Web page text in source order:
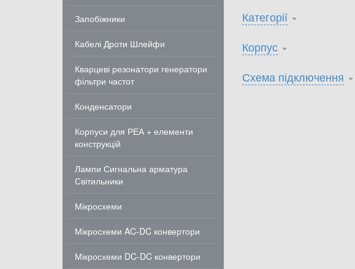
Запобіжники
Кабелі Дроти Шлейфи
Кварцеві резонатори генератори
фільтри частот
Конденсатори
Корпуси для РЕА + елементи
конструкцій
Лампи Сигнальна арматура
Світильники
Мікросхеми
Мікросхеми AC-DC конвертори
Мікросхеми DC-DC конвертори
Категорії
Корпус
Схема підключення